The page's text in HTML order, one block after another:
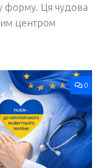
форму. Ця чудова
центром
0